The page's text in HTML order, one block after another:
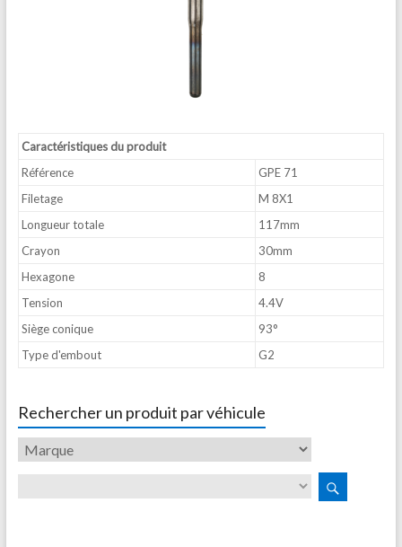
Caractéristiques du produit
Référence
GPE 71
Filetage
M 8X1
Longueur totale
117mm
Crayon
30mm
Hexagone
8
Tension
4.4V
Siège conique
93°
Type d'embout
G2
Rechercher un produit par véhicule